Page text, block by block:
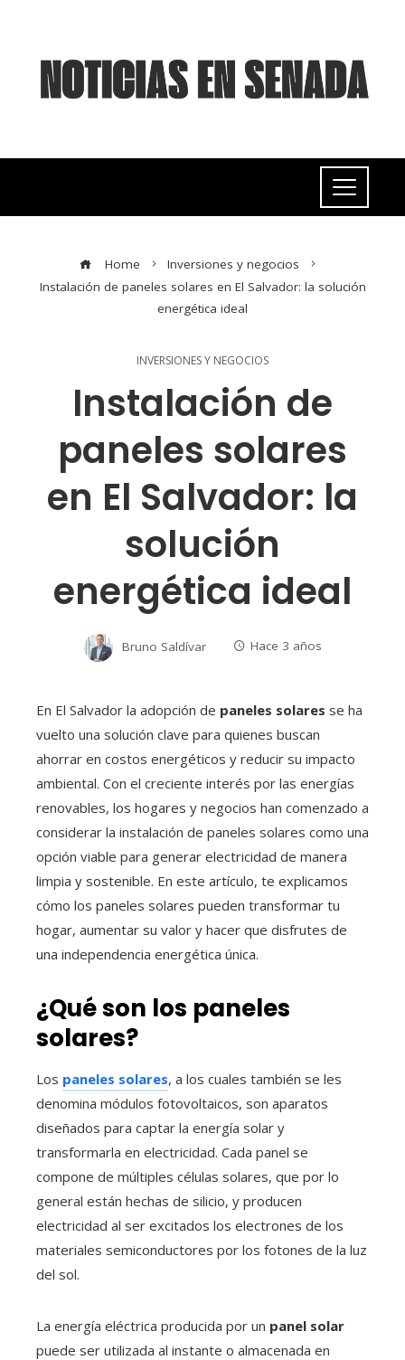
Home
Inversiones y negocios
Instalación de paneles solares en El Salvador: la solución
energética ideal
INVERSIONES Y NEGOCIOS
Instalación de
paneles solares
en El Salvador: la
solución
energética ideal
Bruno Saldívar Hace 3 años
En El Salvador la adopción de paneles solares se ha
vuelto una solución clave para quienes buscan
ahorrar en costos energéticos y reducir su impacto
ambiental. Con el creciente interés por las energías
renovables, los hogares y negocios han comenzado a
considerar la instalación de paneles solares como una
opción viable para generar electricidad de manera
limpia y sostenible. En este artículo, te explicamos
cómo los paneles solares pueden transformar tu
hogar, aumentar su valor y hacer que disfrutes de
una independencia energética única.
¿Qué son los paneles
solares?
Los paneles solares, a los cuales también se les
denomina módulos fotovoltaicos, son aparatos
diseñados para captar la energía solar y
transformarla en electricidad. Cada panel se
compone de múltiples células solares, que por lo
general están hechas de silicio, y producen
electricidad al ser excitados los electrones de los
materiales semiconductores por los fotones de la luz
del sol.
La energía eléctrica producida por un panel solar
puede ser utilizada al instante o almacenada en